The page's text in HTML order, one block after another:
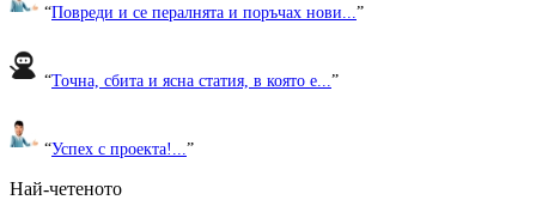
“Повреди и се пералнята и поръчах нови... ”
“Точна, сбита и ясна статия, в която е... ”
“Успех с проекта!... ”
Най-четеното